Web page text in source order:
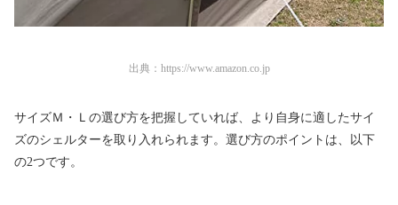
出典： https://www.amazon.co.jp
サイズＭ・Ｌの選び方を把握していれば、より自身に適したサイ
ズのシェルターを取り入れられます。選び方のポイントは、以下
の2つです。